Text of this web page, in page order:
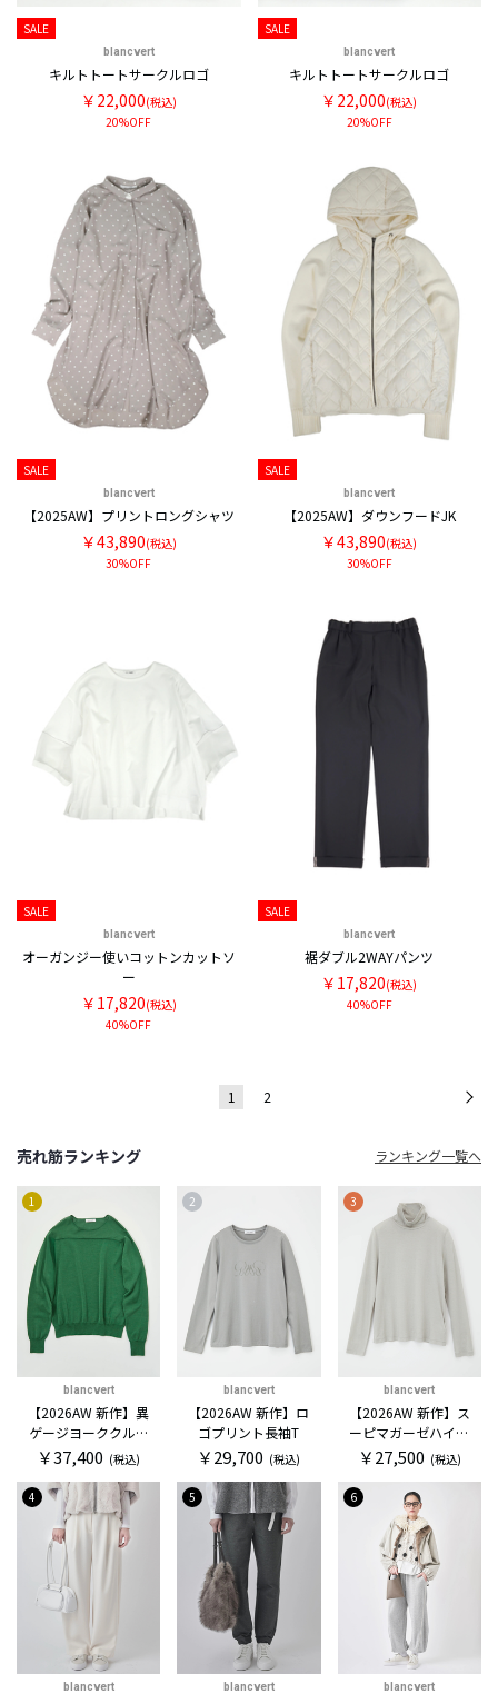
SALE
blancvert
キルトトートサークルロゴ
￥22,000(税込)
20%OFF
SALE
blancvert
キルトトートサークルロゴ
￥22,000(税込)
20%OFF
SALE
blancvert
【2025AW】プリントロングシャツ
￥43,890(税込)
30%OFF
SALE
blancvert
【2025AW】ダウンフードJK
￥43,890(税込)
30%OFF
SALE
blancvert
オーガンジー使いコットンカットソ
ー
￥17,820(税込)
40%OFF
SALE
blancvert
裾ダブル2WAYパンツ
￥17,820(税込)
40%OFF
1 2
売れ筋ランキング ランキング一覧へ
1
blancvert
【2026AW 新作】異
ゲージヨーククルー
セーター
￥37,400 (税込)
2
blancvert
【2026AW 新作】ロ
ゴプリント長袖T
￥29,700 (税込)
3
blancvert
【2026AW 新作】ス
ーピマガーゼハイネ
ックカットソー
￥27,500 (税込)
4
blancvert
5
blancvert
6
blancvert